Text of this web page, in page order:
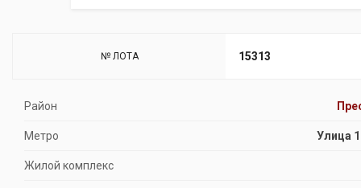
№ ЛОТА 15313
Район
Метро Улица
Жилой комплекс